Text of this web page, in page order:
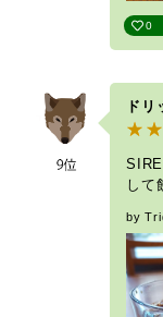
0
ドリ
して
by